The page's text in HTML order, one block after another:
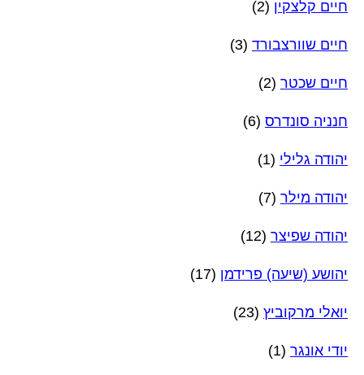
חיים קלצקין (2)
חיים שוורצבורד (3)
חיים שכטר (2)
חנניה סונדרס (6)
יהודה גלילי (1)
יהודה מילר (7)
יהודה שפיצר (12)
יהושע (שיעה) פרידמן (17)
יואלי מרקוביץ (23)
יודי אונגר (1)